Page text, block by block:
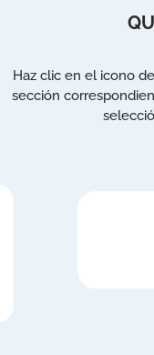
Haz clic en el icono
sección